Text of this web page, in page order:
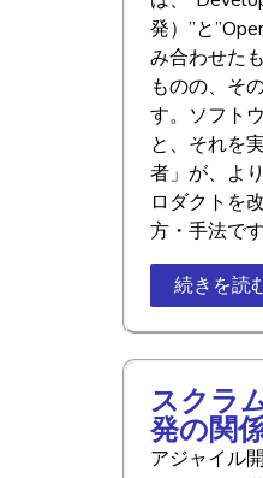
発）”と
み合わせた
ものの、そ
す。ソフト
と、それを
者」が、よ
ロダクトを
方・手法です
続きを読
スクラ
発の関
アジャイル